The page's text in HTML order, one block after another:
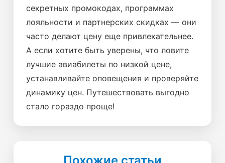
секретных промокодах, программах
лояльности и партнерских скидках — они
часто делают цену еще привлекательнее.
А если хотите быть уверены, что ловите
лучшие авиабилеты по низкой цене,
устанавливайте оповещения и проверяйте
динамику цен. Путешествовать выгодно
стало гораздо проще!